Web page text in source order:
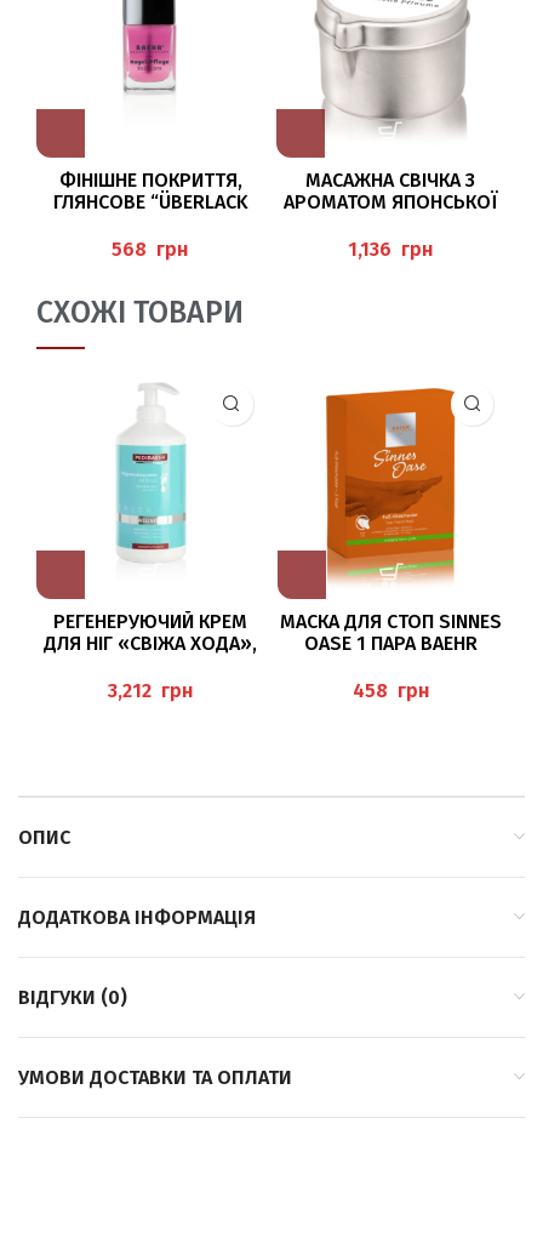
ФІНІШНЕ ПОКРИТТЯ,
ГЛЯНСОВЕ “ÜBERLACK
грн
МАСАЖНА СВІЧКА З
АРОМАТОМ ЯПОНСЬКОЇ
JAPANISCHE PFLAUME) 50
МЛ BAEHR
грн
СХОЖІ ТОВАРИ
РЕГЕНЕРУЮЧИЙ КРЕМ
ДЛЯ НІГ «СВІЖА ХОДА»,
грн
МАСКА ДЛЯ СТОП SINNES
OASE 1 ПАРА BAEHR
грн
ОПИС
ДОДАТКОВА ІНФОРМАЦІЯ
ВІДГУКИ (0)
УМОВИ ДОСТАВКИ ТА ОПЛАТИ